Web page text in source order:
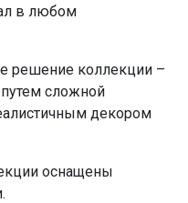
в любом
решение коллекции –
сложной
декором
оснащены